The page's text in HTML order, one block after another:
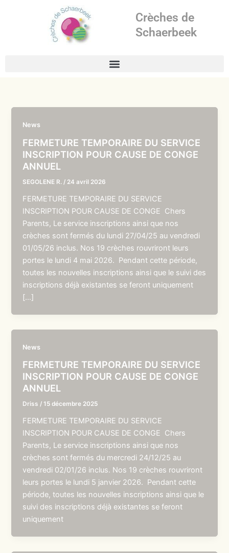
Crèches de
Schaerbeek
News
FERMETURE TEMPORAIRE DU SERVICE
INSCRIPTION POUR CAUSE DE CONGE
ANNUEL
SEGOLENE R. / 24 avril 2026
FERMETURE TEMPORAIRE DU SERVICE
INSCRIPTION POUR CAUSE DE CONGE Chers
Parents, Le service inscriptions ainsi que nos
crèches sont fermés du lundi 27/04/25 au vendredi
01/05/26 inclus. Nos 19 crèches rouvriront leurs
portes le lundi 4 mai 2026. Pendant cette période,
toutes les nouvelles inscriptions ainsi que le suivi des
inscriptions déjà existantes se feront uniquement
[…]
News
FERMETURE TEMPORAIRE DU SERVICE
INSCRIPTION POUR CAUSE DE CONGE
ANNUEL
Driss /15 décembre 2025
FERMETURE TEMPORAIRE DU SERVICE
INSCRIPTION POUR CAUSE DE CONGE Chers
Parents, Le service inscriptions ainsi que nos
crèches sont fermés du mercredi 24/12/25 au
vendredi 02/01/26 inclus. Nos 19 crèches rouvriront
leurs portes le lundi 5 janvier 2026. Pendant cette
période, toutes les nouvelles inscriptions ainsi que le
suivi des inscriptions déjà existantes se feront
uniquement